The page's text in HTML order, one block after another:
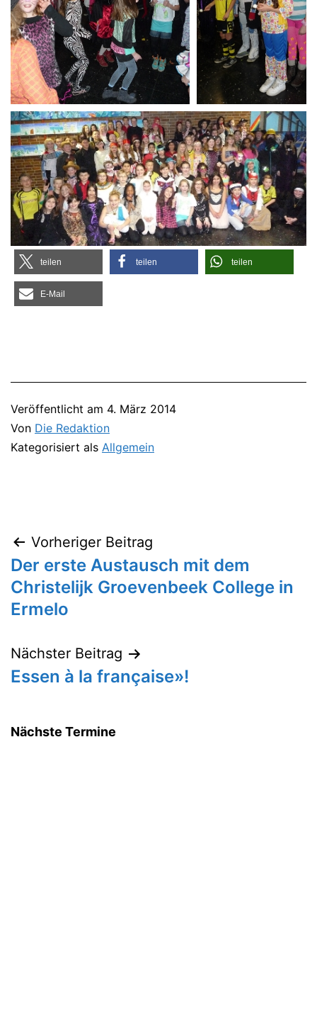
tei­len tei­len tei­len
E‑Mail
Veröffentlicht am 4. März 2014
Von Die Redaktion
Kategorisiert als Allgemein
Beitragsnavigation
Vorheriger Beitrag
Der erste Austausch mit dem
Christelijk Groevenbeek College in
Ermelo
Nächster Beitrag
Essen à la française»!
Nächste Termine